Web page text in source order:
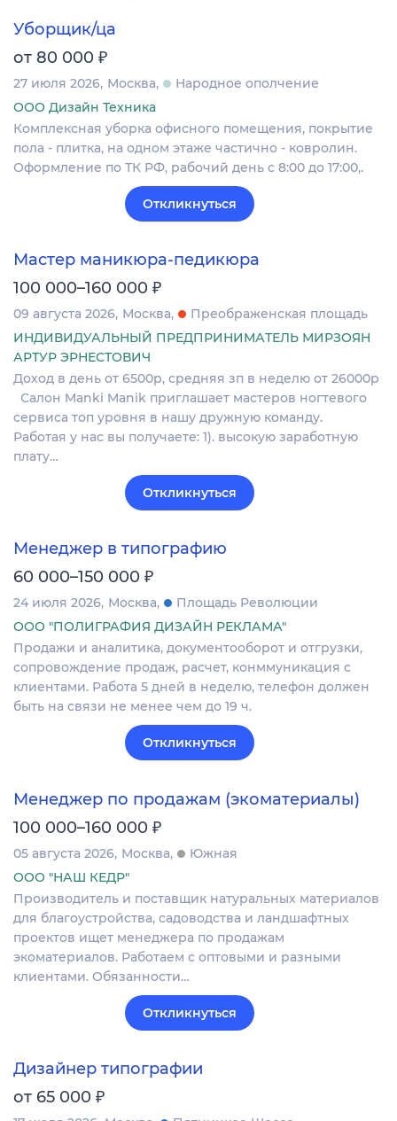
Уборщик/ца
от 80 000 ₽
27 июля 2026 Москва
Народное ополчение
ООО Дизайн Техника
Комплексная уборка офисного помещения, покрытие
пола - плитка, на одном этаже частично - ковролин.
Оформление по ТК РФ, рабочий день с 8:00 до 17:00,.
Откликнуться
Мастер маникюра-педикюра
100 000–160 000 ₽
09 августа 2026 Москва
Преображенская площадь
ИНДИВИДУАЛЬНЫЙ ПРЕДПРИНИМАТЕЛЬ МИРЗОЯН
АРТУР ЭРНЕСТОВИЧ
Доход в день от 6500р, средняя зп в неделю от 26000р
Салон Manki Manik приглашает мастеров ногтевого
сервиса топ уровня в нашу дружную команду.
Работая у нас вы получаете: 1). высокую заработную
плату…
Откликнуться
Менеджер в типографию
60 000–150 000 ₽
24 июля 2026 Москва
Площадь Революции
ООО "ПОЛИГРАФИЯ ДИЗАЙН РЕКЛАМА"
Продажи и аналитика, документооборот и отгрузки,
сопровождение продаж, расчет, конммуникация с
клиентами. Работа 5 дней в неделю, телефон должен
быть на связи не менее чем до 19 ч.
Откликнуться
Менеджер по продажам (экоматериалы)
100 000–160 000 ₽
05 августа 2026 Москва
Южная
ООО "НАШ КЕДР"
Производитель и поставщик натуральных материалов
для благоустройства, садоводства и ландшафтных
проектов ищет менеджера по продажам
экоматериалов. Работаем с оптовыми и разными
клиентами. Обязанности…
Откликнуться
Дизайнер типографии
от 65 000 ₽